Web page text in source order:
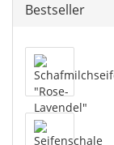
Bestseller